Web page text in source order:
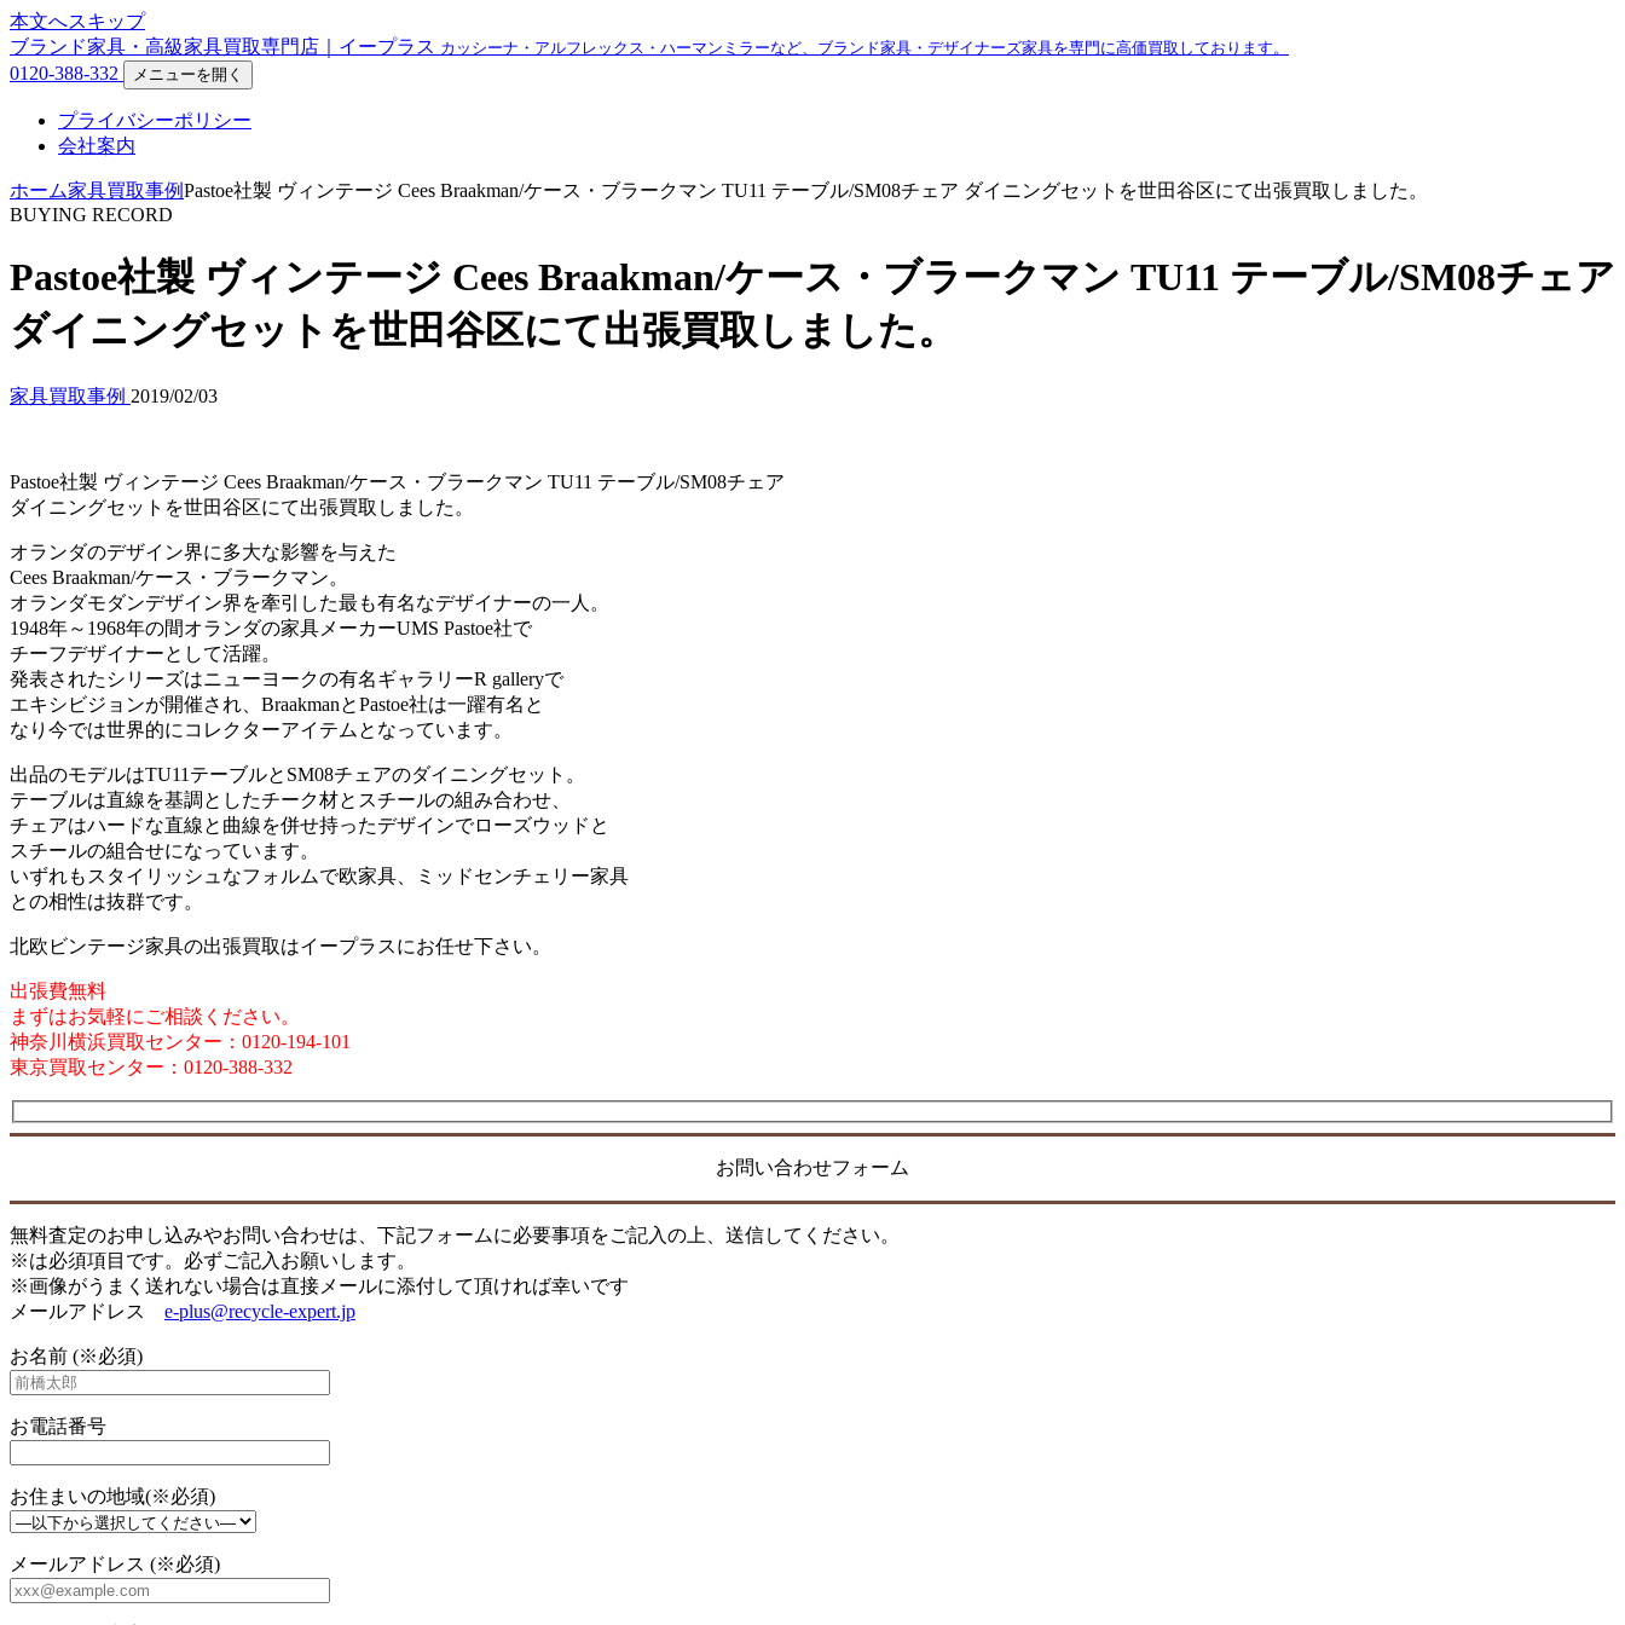
本文へスキップ
ブランド家具・高級家具買取専門店｜イープラス カッシーナ・アルフレックス・ハーマンミラーなど、ブランド家具・デザイナーズ家具を専門に高価買取しております。
0120-388-332 メニューを開く
プライバシーポリシー
会社案内
ホーム家具買取事例Pastoe社製 ヴィンテージ Cees Braakman/ケース・ブラークマン TU11 テーブル/SM08チェア ダイニングセットを世田谷区にて出張買取しました。
BUYING RECORD
Pastoe社製 ヴィンテージ Cees Braakman/ケース・ブラークマン TU11 テーブル/SM08チェア
ダイニングセットを世田谷区にて出張買取しました。
家具買取事例 2019/02/03
Pastoe社製 ヴィンテージ Cees Braakman/ケース・ブラークマン TU11 テーブル/SM08チェア
ダイニングセットを世田谷区にて出張買取しました。
オランダのデザイン界に多大な影響を与えた
Cees Braakman/ケース・ブラークマン。
オランダモダンデザイン界を牽引した最も有名なデザイナーの一人。
1948年～1968年の間オランダの家具メーカーUMS Pastoe社で
チーフデザイナーとして活躍。
発表されたシリーズはニューヨークの有名ギャラリーR galleryで
エキシビジョンが開催され、BraakmanとPastoe社は一躍有名と
なり今では世界的にコレクターアイテムとなっています。
出品のモデルはTU11テーブルとSM08チェアのダイニングセット。
テーブルは直線を基調としたチーク材とスチールの組み合わせ、
チェアはハードな直線と曲線を併せ持ったデザインでローズウッドと
スチールの組合せになっています。
いずれもスタイリッシュなフォルムで欧家具、ミッドセンチェリー家具
との相性は抜群です。
北欧ビンテージ家具の出張買取はイープラスにお任せ下さい。
出張費無料
まずはお気軽にご相談ください。
神奈川横浜買取センター：0120-194-101
東京買取センター：0120-388-332
お問い合わせフォーム
無料査定のお申し込みやお問い合わせは、下記フォームに必要事項をご記入の上、送信してください。
※は必須項目です。必ずご記入お願いします。
※画像がうまく送れない場合は直接メールに添付して頂ければ幸いです
メールアドレス e-plus@recycle-expert.jp
お名前 (※必須)
お電話番号
お住まいの地域(※必須)
メールアドレス (※必須)